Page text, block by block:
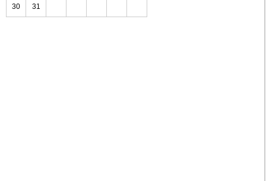
30 31